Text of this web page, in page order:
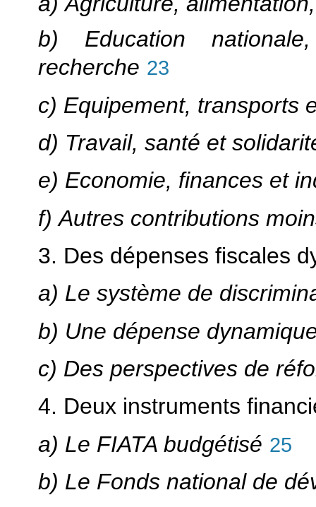
b) Education
recherche 23
c) Equipement, transports
d) Travail, santé et
e) Economie, finances et
f) Autres contributions
3. Des dépenses fiscales
a) Le système de
b) Une dépense
c) Des perspectives de
4. Deux instruments
a) Le FIATA budgétisé 25
b) Le Fonds national de